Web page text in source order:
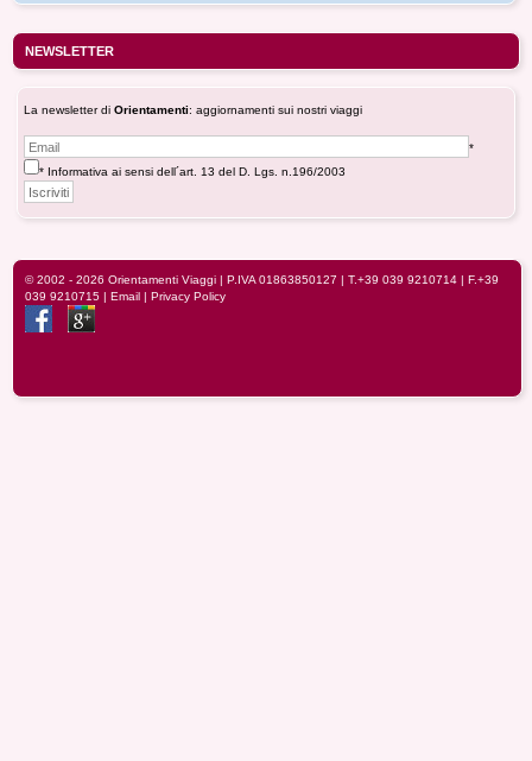
NEWSLETTER
La newsletter di Orientamenti: aggiornamenti sui nostri viaggi
*
* Informativa ai sensi dell´art. 13 del D. Lgs. n.196/2003
© 2002 - 2026 Orientamenti Viaggi | P.IVA 01863850127 | T.+39 039 9210714 | F.+39
039 9210715 | Email | Privacy Policy